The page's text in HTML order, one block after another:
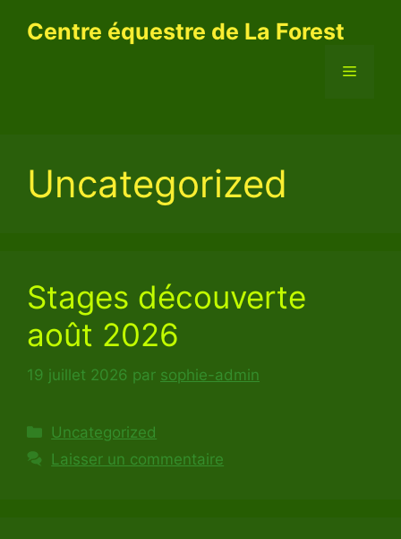
Centre équestre de La Forest
Menu
Uncategorized
Stages découverte
août 2026
19 juillet 2026 par sophie-admin
Catégories
Uncategorized
Laisser un commentaire